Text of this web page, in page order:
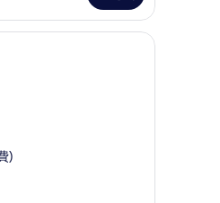
寢具、客房內保險箱、遮光布/窗簾、免
)